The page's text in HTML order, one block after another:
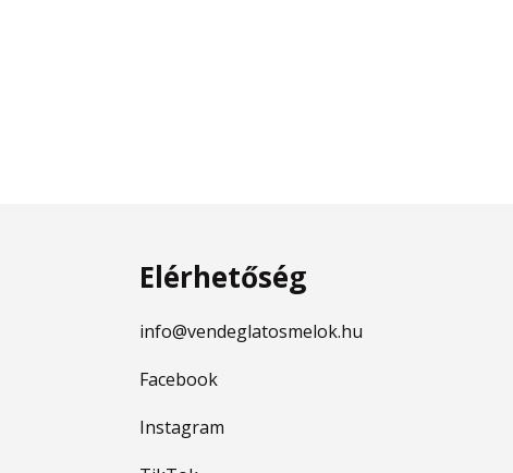
Elérhetőség
info@vendeglatosmelok.hu
Facebook
Instagram